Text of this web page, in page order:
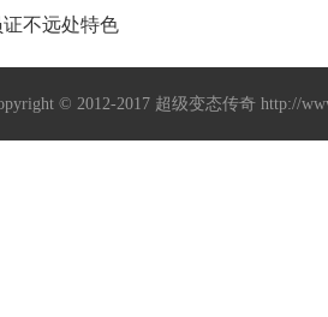
不远处特色
© 2012-2017 超级变态传奇 http://